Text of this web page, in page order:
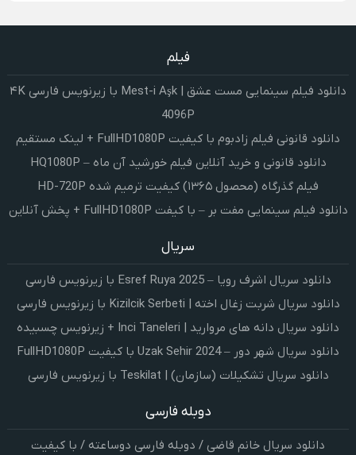
فیلم
دانلود فیلم سینمایی مست عشق | Mest-i Aşk با زیرنویس فارسی ۴K
4096P
دانلود قانونی فیلم زادبوم با کیفیت FullHD1080P + لینک مستقیم
دانلود قانونی و خرید آنلاین فیلم خورشید آن ماه – HQ1080P
فیلم گذرگاه (محصول ۱۳۶۵) کیفیت ترمیم شده HD-720P
دانلود فیلم سینمایی مفت بر – با کیفت FullHD1080P + پخش آنلاین
سریال
دانلود سریال اشرف رویا – Esref Ruya 2025 با زیرنویس فارسی
دانلود سریال شربت زغال اخته | Kizilcik Serbeti با زیرنویس فارسی
دانلود سریال دانه های مروارید | Inci Taneleri + زیرنویس چسبیده
دانلود سریال شهر دور – Uzak Sehir 2024 با کیفیت FullHD1080P
دانلود سریال تشکیلات (سازمان) | Teskilat با زیرنویس فارسی
دوبله فارسی
دانلود سریال خانم قاضی / دوبله فارسی دوساعته / با کیفیت